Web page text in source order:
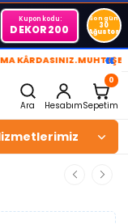
Kupon kodu:
DEKOR200
Son gün
30
Ağustos
KÂRDASINIZ.MUHTEŞEM
«
Ara Hesabım
0
Sepetim